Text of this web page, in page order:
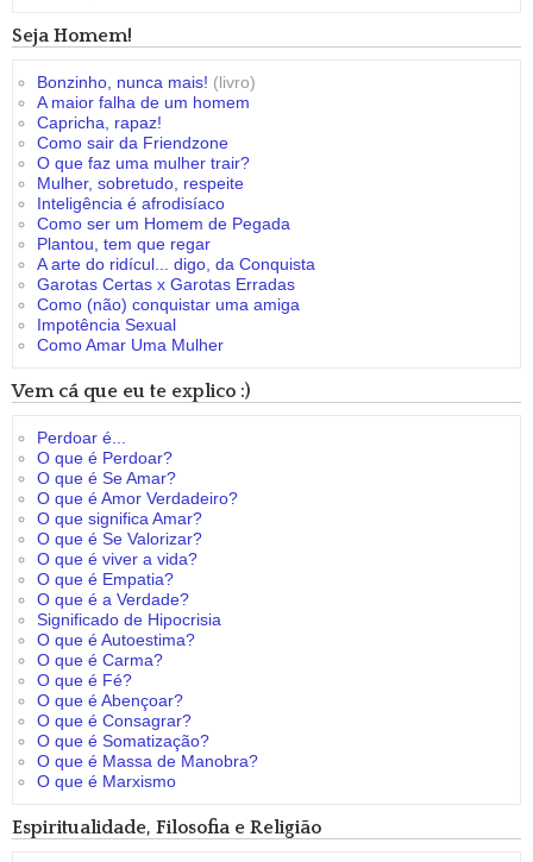
Seja Homem!
Bonzinho, nunca mais! (livro)
A maior falha de um homem
Capricha, rapaz!
Como sair da Friendzone
O que faz uma mulher trair?
Mulher, sobretudo, respeite
Inteligência é afrodisíaco
Como ser um Homem de Pegada
Plantou, tem que regar
A arte do ridícul... digo, da Conquista
Garotas Certas x Garotas Erradas
Como (não) conquistar uma amiga
Impotência Sexual
Como Amar Uma Mulher
Vem cá que eu te explico :)
Perdoar é...
O que é Perdoar?
O que é Se Amar?
O que é Amor Verdadeiro?
O que significa Amar?
O que é Se Valorizar?
O que é viver a vida?
O que é Empatia?
O que é a Verdade?
Significado de Hipocrisia
O que é Autoestima?
O que é Carma?
O que é Fé?
O que é Abençoar?
O que é Consagrar?
O que é Somatização?
O que é Massa de Manobra?
O que é Marxismo
Espiritualidade, Filosofia e Religião